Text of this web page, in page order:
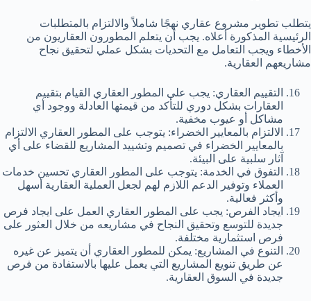
يتطلب تطوير مشروع عقاري نهجًا شاملاً والالتزام بالمتطلبات
الرئيسية المذكورة أعلاه. يجب أن يتعلم المطورون العقاريون من
الأخطاء ويجب التعامل مع التحديات بشكل عملي لتحقيق نجاح
مشاريعهم العقارية.
التقييم العقاري: يجب على المطور العقاري القيام بتقييم
العقارات بشكل دوري للتأكد من قيمتها العادلة ووجود أي
مشاكل أو عيوب مخفية.
الالتزام بالمعايير الخضراء: يتوجب على المطور العقاري الالتزام
بالمعايير الخضراء في تصميم وتشييد المشاريع للقضاء على أي
آثار سلبية على البيئة.
التفوق في الخدمة: يتوجب على المطور العقاري تحسين خدمات
العملاء وتوفير الدعم اللازم لهم لجعل العملية العقارية أسهل
وأكثر فعالية.
ايجاد الفرص: يجب على المطور العقاري العمل على ايجاد فرص
جديدة للتوسع وتحقيق النجاح في مشاريعه من خلال العثور على
فرص استثمارية مختلفة.
التنوع في المشاريع: يمكن للمطور العقاري أن يتميز عن غيره
عن طريق تنويع المشاريع التي يعمل عليها بالاستفادة من فرص
جديدة في السوق العقارية.